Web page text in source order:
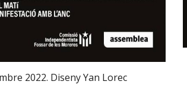
2022. Diseny Yan Lorec